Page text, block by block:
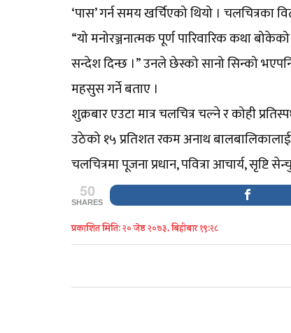
‘पास’ गर्न समय खर्चिएको थियो । चलचित्रका
“यो मनोरञ्जनात्मक पूर्ण पारिवारिक कथा
सन्देश दिन्छ ।” उनले छेस्को सानो सिन्को
महसुस गर्ने बताए ।
शुक्रबार एउटा मात्र चलचित्र चल्ने र कोही
उठेको १५ प्रतिशत रकम अनाथ
चलचित्रमा पूजना प्रधान, पवित्रा आचार्य,
50
SHARES
प्रकाशित मिति: २० जेष्ठ २०७३, बिहीबार १९:२८